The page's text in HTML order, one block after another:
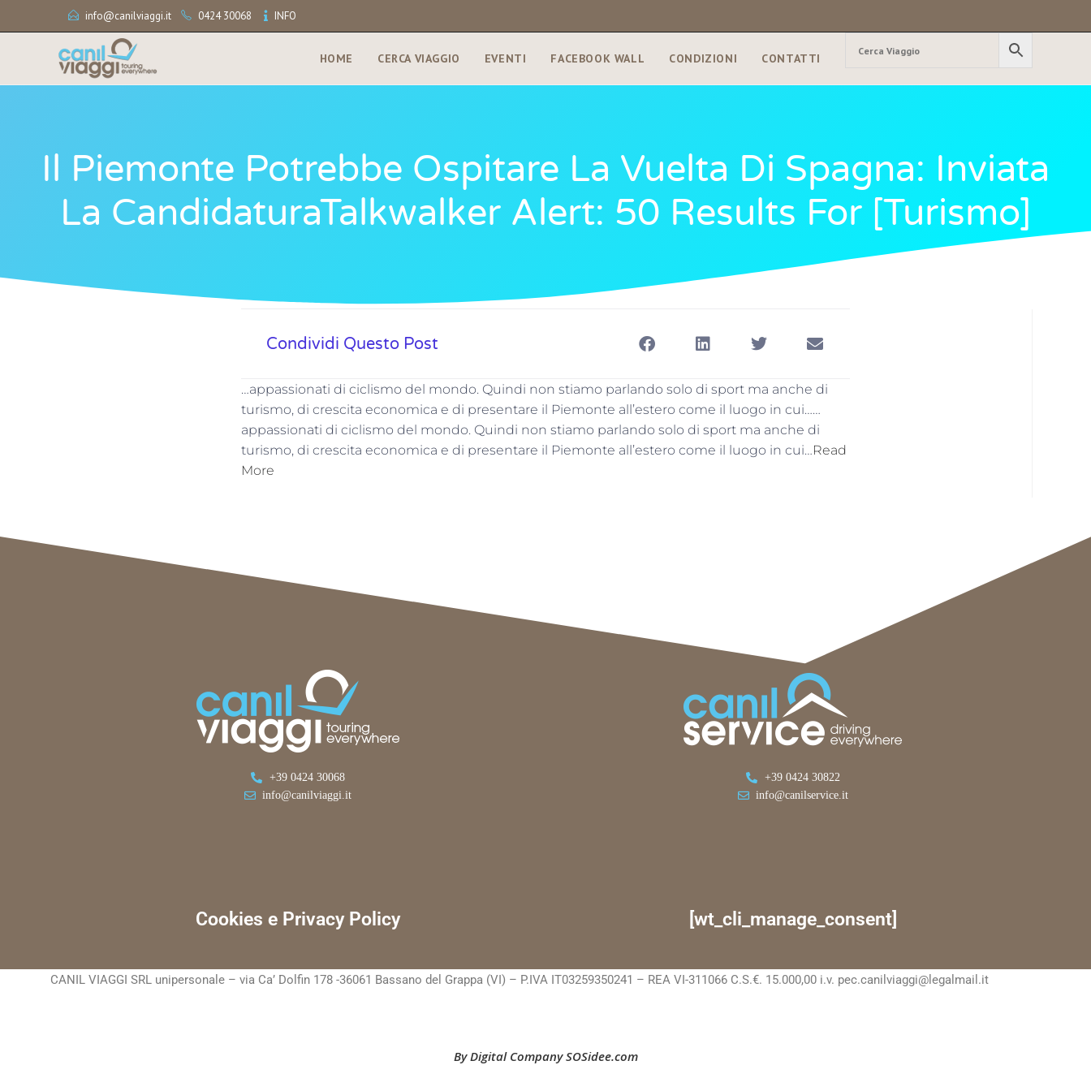
info@canilviaggi.it 0424 30068 INFO
HOME CERCA VIAGGIO EVENTI FACEBOOK WALL CONDIZIONI CONTATTI
Il Piemonte Potrebbe Ospitare La Vuelta Di Spagna: Inviata
La CandidaturaTalkwalker Alert: 50 Results For [turismo]
Condividi Questo Post
…appassionati di ciclismo del mondo. Quindi non stiamo parlando solo di sport ma anche di
turismo, di crescita economica e di presentare il Piemonte all’estero come il luogo in cui……
appassionati di ciclismo del mondo. Quindi non stiamo parlando solo di sport ma anche di
turismo, di crescita economica e di presentare il Piemonte all’estero come il luogo in cui…Read
More
+39 0424 30068
info@canilviaggi.it
+39 0424 30822
info@canilservice.it
Cookies e Privacy Policy [wt_cli_manage_consent]
CANIL VIAGGI SRL unipersonale – via Ca’ Dolfin 178 -36061 Bassano del Grappa (VI) – P.IVA IT03259350241 – REA VI-311066 C.S.€. 15.000,00 i.v. pec.canilviaggi@legalmail.it
By Digital Company SOSidee.com